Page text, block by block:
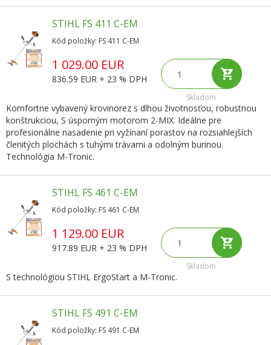
STIHL FS 411 C-EM
Kód položky: FS 411 C-EM
1 029.00 EUR
836.59 EUR + 23 % DPH
Skladom
Komfortne vybavený krovinorez s dlhou životnosťou, robustnou
konštrukciou, S úsporným motorom 2-MIX. Ideálne pre
profesionálne nasadenie pri vyžínaní porastov na rozsiahlejších
členitých plochách s tuhými trávami a odolným burinou.
Technológia M-Tronic.
STIHL FS 461 C-EM
Kód položky: FS 461 C-EM
1 129.00 EUR
917.89 EUR + 23 % DPH
Skladom
S technológiou STIHL ErgoStart a M-Tronic.
STIHL FS 491 C-EM
Kód položky: FS 491 C-EM